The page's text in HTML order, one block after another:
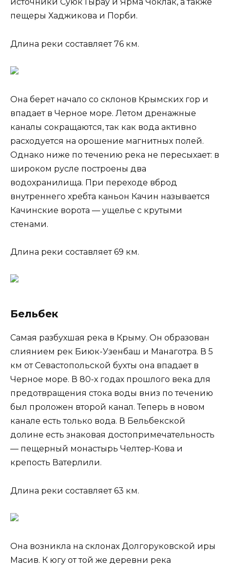
источники Суюк Гырау и Ярма Чоклак, а также
пещеры Хаджикова и Порби.
Длина реки составляет 76 км.
Она берет начало со склонов Крымских гор и
впадает в Черное море. Летом дренажные
каналы сокращаются, так как вода активно
расходуется на орошение магнитных полей.
Однако ниже по течению река не пересыхает: в
широком русле построены два
водохранилища. При переходе вброд
внутреннего хребта каньон Качин называется
Качинские ворота — ущелье с крутыми
стенами.
Длина реки составляет 69 км.
Бельбек
Самая разбухшая река в Крыму. Он образован
слиянием рек Биюк-Узенбаш и Манаготра. В 5
км от Севастопольской бухты она впадает в
Черное море. В 80-х годах прошлого века для
предотвращения стока воды вниз по течению
был проложен второй канал. Теперь в новом
канале есть только вода. В Бельбекской
долине есть знаковая достопримечательность
— пещерный монастырь Челтер-Кова и
крепость Ватерлили.
Длина реки составляет 63 км.
Она возникла на склонах Долгоруковской иры
Масив. К югу от той же деревни река